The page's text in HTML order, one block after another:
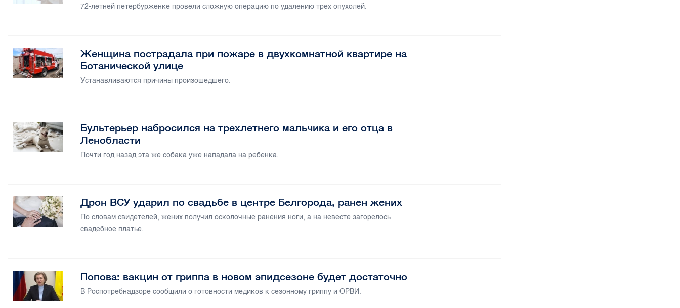
72-летней петербурженке провели сложную операцию по удалению трех опухолей.
Женщина пострадала при пожаре в двухкомнатной квартире на
Ботанической улице
Устанавливаются причины произошедшего.
Бультерьер набросился на трехлетнего мальчика и его отца в
Ленобласти
Почти год назад эта же собака уже нападала на ребенка.
Дрон ВСУ ударил по свадьбе в центре Белгорода, ранен жених
По словам свидетелей, жених получил осколочные ранения ноги, а на невесте загорелось
свадебное платье.
Попова: вакцин от гриппа в новом эпидсезоне будет достаточно
В Роспотребнадзоре сообщили о готовности медиков к сезонному гриппу и ОРВИ.